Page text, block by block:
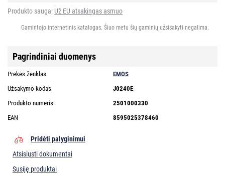
Produkto sauga: Už EU atsakingas asmuo
Gamintojo internetinis katalogas. Šiuo metu šių gaminių užsisakyti negalima.
Pagrindiniai duomenys
Prekės ženklas
EMOS
Užsakymo kodas
J0240E
Produkto numeris
2501000330
EAN
8595025378460
Pridėti palyginimui
Atsisiųsti dokumentai
Susiję produktai